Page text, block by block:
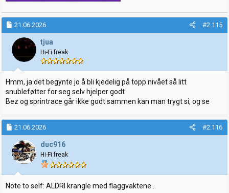
21.06.2026 #2.115
tjua
Hi-Fi freak
Hmm, ja det begynte jo å bli kjedelig på topp nivået så litt
snubleføtter for seg selv hjelper godt
Bez og sprintrace går ikke godt sammen kan man trygt si, og se
21.06.2026 #2.116
duc916
Hi-Fi freak
Note to self: ALDRI krangle med flaggvaktene...